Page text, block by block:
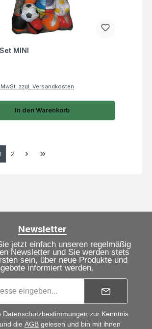
Artikel
MINI
zzgl. Versandkosten
In den Warenkorb
Seite
2
Newsletter
jetzt einfach unseren regelmäßig
Newsletter und Sie werden stets
sein, über neue Produkte und
informiert werden.
Datenschutzbestimmungen zur Kenntnis
die AGB gelesen und bin mit ihnen